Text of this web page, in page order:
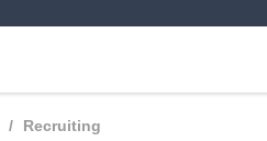
Recruiting